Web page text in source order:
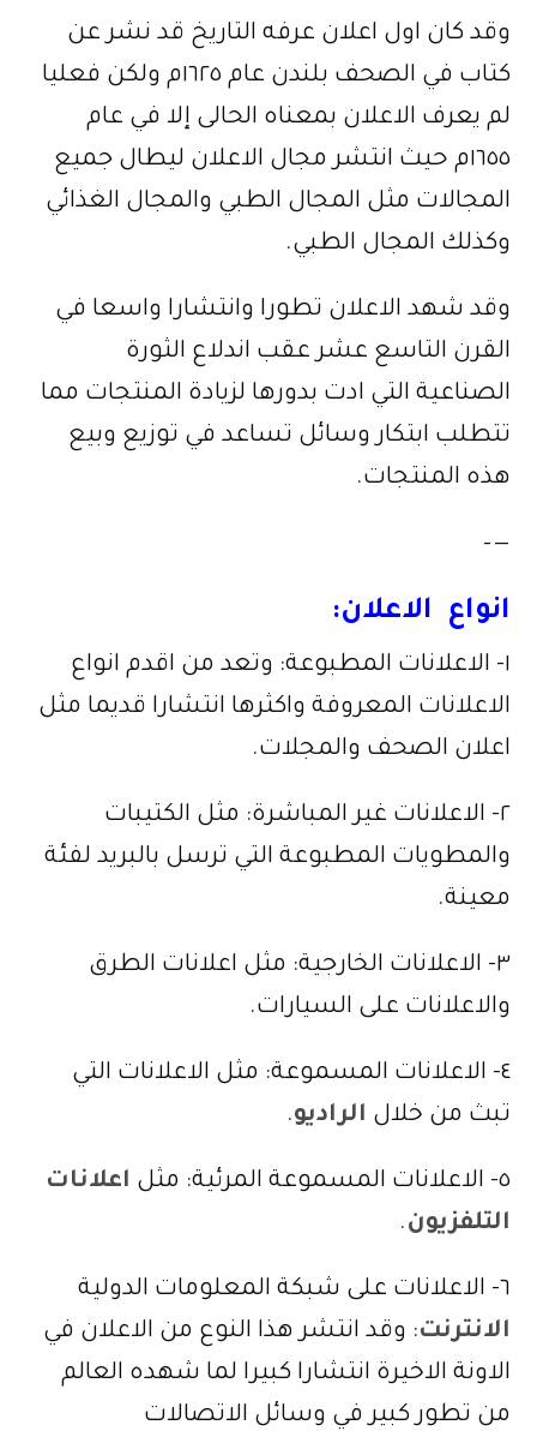
وقد كان اول اعلان عرفه التاريخ قد نشر عن
كتاب في الصحف بلندن عام ١٦٢٥م ولكن فعليا
لم يعرف الاعلان بمعناه الحالى إلا في عام
١٦٥٥م حيث انتشر مجال الاعلان ليطال جميع
المجالات مثل المجال الطبي والمجال الغذائي
وكذلك المجال الطبي.
وقد شهد الاعلان تطورا وانتشارا واسعا في
القرن التاسع عشر عقب اندلاع الثورة
الصناعية التي ادت بدورها لزيادة المنتجات مما
تتطلب ابتكار وسائل تساعد في توزيع وبيع
هذه المنتجات.
—–
انواع الاعلان:
١- الاعلانات المطبوعة: وتعد من اقدم انواع
الاعلانات المعروفة واكثرها انتشارا قديما مثل
اعلان الصحف والمجلات.
٢- الاعلانات غير المباشرة: مثل الكتيبات
والمطويات المطبوعة التي ترسل بالبريد لفئة
معينة.
٣- الاعلانات الخارجية: مثل اعلانات الطرق
والاعلانات على السيارات.
٤- الاعلانات المسموعة: مثل الاعلانات التي
تبث من خلال الراديو.
٥- الاعلانات المسموعة المرئية: مثل
اعلانات
التلفزيون.
٦- الاعلانات على شبكة المعلومات الدولية
الانترنت: وقد انتشر هذا النوع من الاعلان في
الاونة الاخيرة انتشارا كبيرا لما شهده العالم
من تطور كبير في وسائل الاتصالات